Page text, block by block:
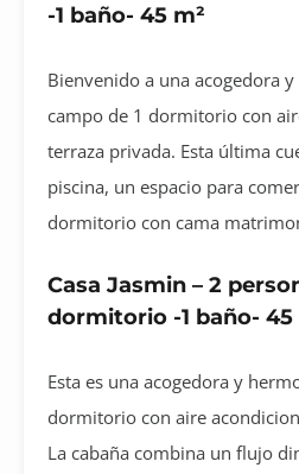
-1 baño- 45 m²
Bienvenido a una acogedora
campo de 1 dormitorio con
terraza privada. Esta última
piscina, un espacio para
dormitorio con cama
Casa Jasmin – 2
dormitorio -1 baño- 45
Esta es una acogedora y
dormitorio con aire
La cabaña combina un flujo